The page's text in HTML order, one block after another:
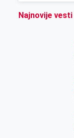
Najnovije vesti